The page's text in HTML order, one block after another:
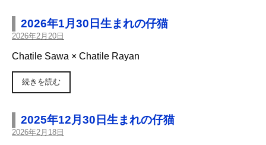
2026年1月30日生まれの仔猫
2026年2月20日
Chatile Sawa × Chatile Rayan
続きを読む
2025年12月30日生まれの仔猫
2026年2月18日